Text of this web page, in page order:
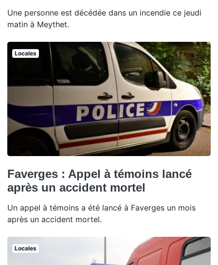
Une personne est décédée dans un incendie ce jeudi
matin à Meythet.
Locales
Faverges : Appel à témoins lancé
après un accident mortel
Un appel à témoins a été lancé à Faverges un mois
après un accident mortel.
Locales